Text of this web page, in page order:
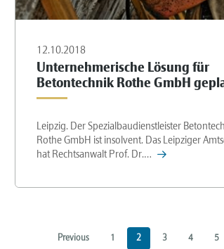
12.10.2018
Unternehmerische Lösung für
Betontechnik Rothe GmbH
Leipzig. Der Spezialbaudienstleister
Rothe GmbH ist insolvent. Das Leipziger
hat Rechtsanwalt Prof. Dr.…
Previous 1 2 3 4 5